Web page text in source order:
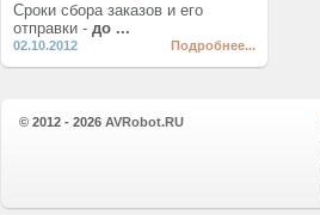
Сроки сбора заказов и его
отправки - до ...
02.10.2012 Подробнее...
© 2012 - 2026 AVRobot.RU